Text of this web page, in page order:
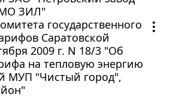
ЗИЛ"
государственного
Саратовской
2009 г. N 18/3 "Об
на тепловую энергию
МУП "Чистый город",